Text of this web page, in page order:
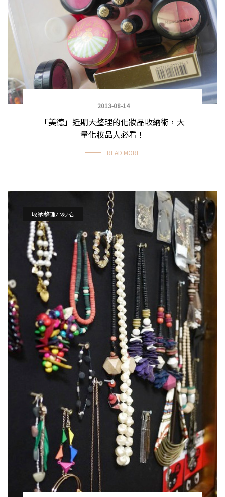
2013-08-14
「美德」近期大整理的化妝品收納術，大
量化妝品人必看！
READ MORE
收納整理小妙招